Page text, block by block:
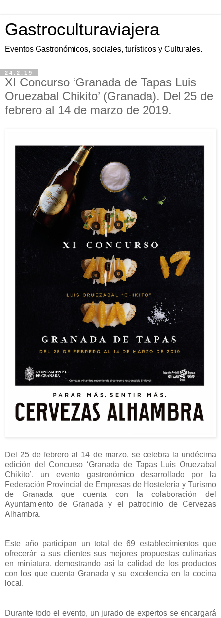
Gastroculturaviajera
Eventos Gastronómicos, sociales, turísticos y Culturales.
24.2.19
XI Concurso ‘Granada de Tapas Luis
Oruezabal Chikito’ (Granada). Del 25 de
febrero al 14 de marzo de 2019.
Del 25 de febrero al 14 de marzo, se celebra la undécima
edición del Concurso ‘Granada de Tapas Luis Oruezabal
Chikito’, un evento gastronómico desarrollado por la
Federación Provincial de Empresas de Hostelería y Turismo
de Granada que cuenta con la colaboración del
Ayuntamiento de Granada y el patrocinio de Cervezas
Alhambra.
Este año participan un total de 69 establecimientos que
ofrecerán a sus clientes sus mejores propuestas culinarias
en miniatura, demostrando así la calidad de los productos
con los que cuenta Granada y su excelencia en la cocina
local.
Durante todo el evento, un jurado de expertos se encargará